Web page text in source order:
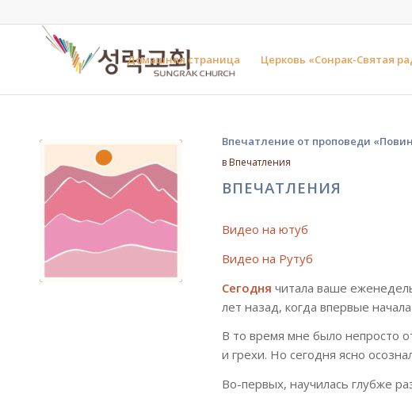
Домашняя страница Церковь «Сонрак-Святая
Впечатление от проповеди
в Впечатления
ВПЕЧАТЛЕНИЯ
Видео на ютуб
Видео на Рутуб
Сегодня читала ваше
лет назад, когда впервые
В то время мне было непросто
и грехи. Но сегодня ясно
Во-первых, научилась глубже